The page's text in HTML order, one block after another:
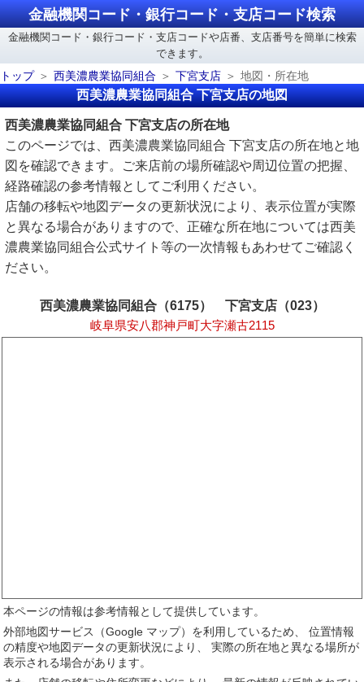
金融機関コード・銀行コード・支店コード検索
金融機関コード・銀行コード・支店コードや店番、支店番号を簡単に検索
できます。
トップ
西美濃農業協同組合 下宮支店 地図・所在地
西美濃農業協同組合 下宮支店の地図
西美濃農業協同組合 下宮支店の所在地
このページでは、西美濃農業協同組合 下宮支店の所在地と地
図を確認できます。ご来店前の場所確認や周辺位置の把握、
経路確認の参考情報としてご利用ください。
店舗の移転や地図データの更新状況により、表示位置が実際
と異なる場合がありますので、正確な所在地については西美
濃農業協同組合公式サイト等の一次情報もあわせてご確認く
ださい。
西美濃農業協同組合（6175） 下宮支店（023）
岐阜県安八郡神戸町大字瀬古2115
本ページの情報は参考情報として提供しています。
外部地図サービス（Google マップ）を利用しているため、 位置情報
の精度や地図データの更新状況により、 実際の所在地と異なる場所が
表示される場合があります。